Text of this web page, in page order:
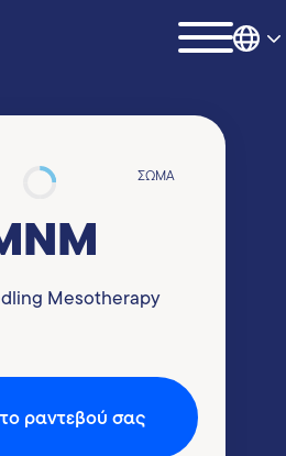
ΣΏΜΑ
Mesotherapy
το ραντεβού σας